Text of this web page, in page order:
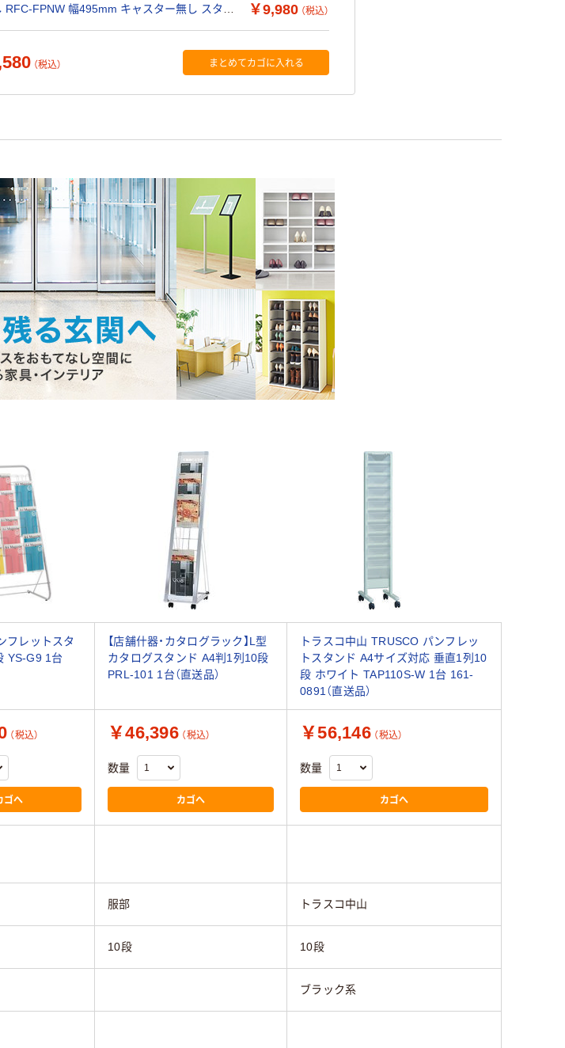
RFC-FPNW 幅495mm キャスター無し スタッ
￥9,980 （税込）
（税込） まとめてカゴに入れる
フレットスタ
YS-G9 1台
【店舗什器・カタログラック】L型
カタログスタンド A4判1列10段
PRL-101 1台（直送品）
トラスコ中山 TRUSCO パンフレッ
トスタンド A4サイズ対応 垂直1列10
段 ホワイト TAP110S-W 1台 161-
0891（直送品）
（税込）
ゴへ
￥46,396 （税込）
数量
カゴへ
￥56,146 （税込）
数量
カゴへ
服部 トラスコ中山
10段 10段
ブラック系